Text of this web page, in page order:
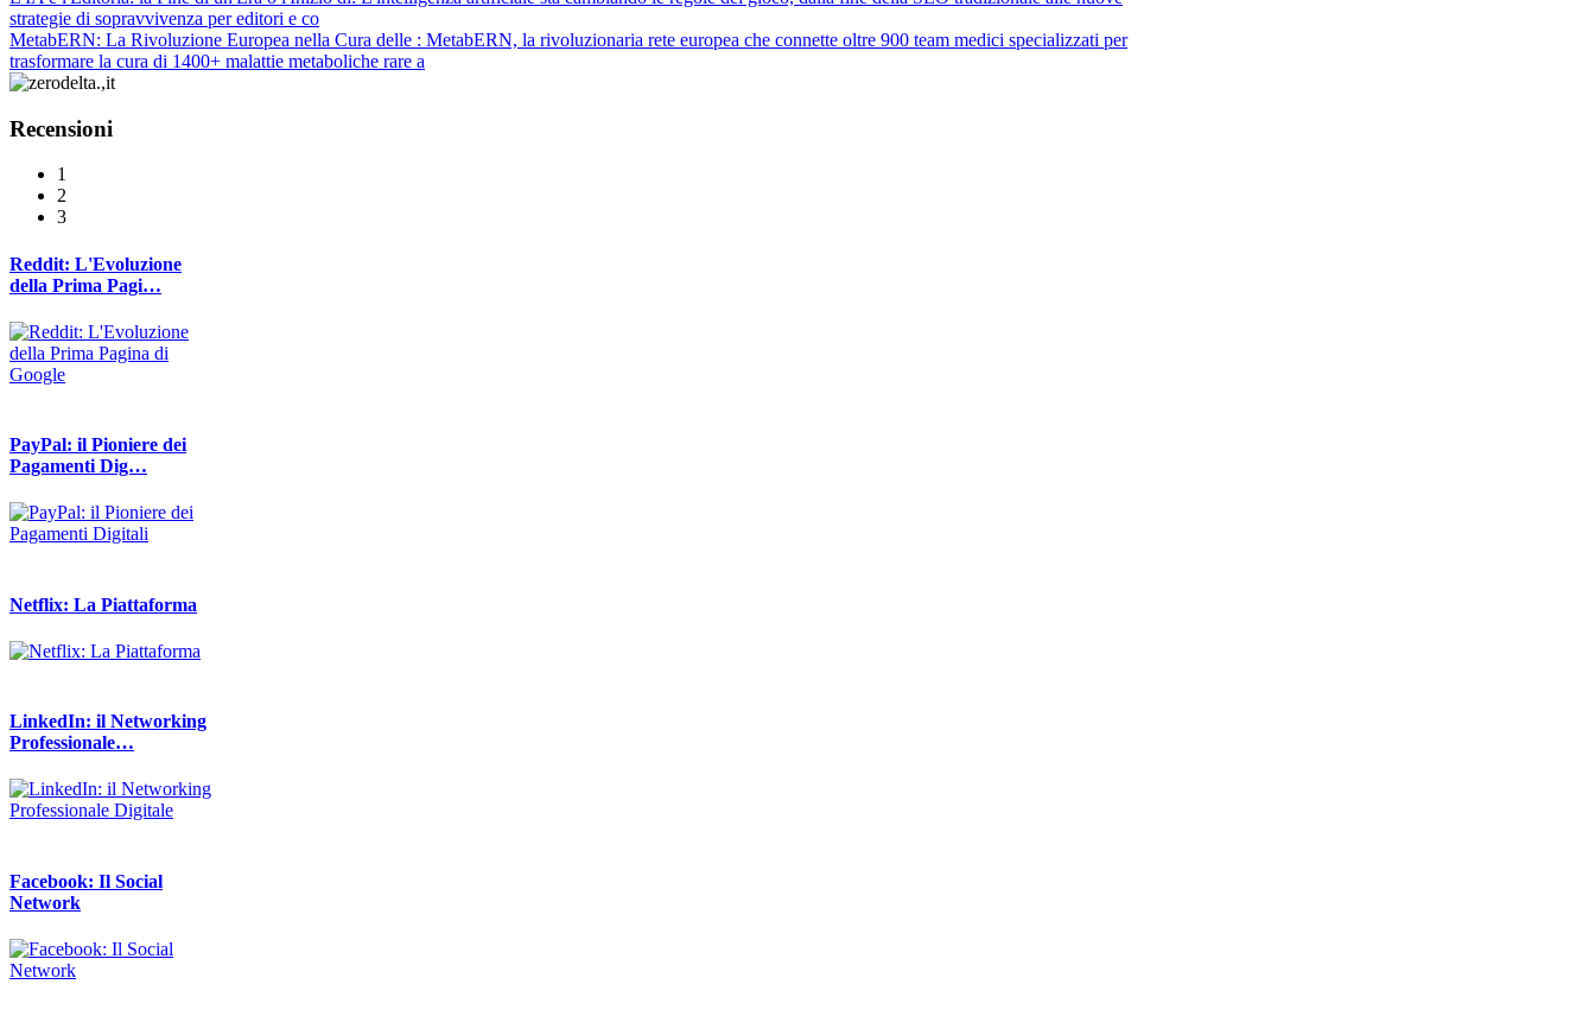
strategie di sopravvivenza per editori e co
MetabERN: La Rivoluzione Europea nella Cura delle : MetabERN, la rivoluzionaria rete europea che connette oltre 900 team medici specializzati per
trasformare la cura di 1400+ malattie metaboliche rare a
Recensioni
1
2
3
Reddit: L'Evoluzione
della Prima Pagi…
PayPal: il Pioniere dei
Pagamenti Dig…
Netflix: La Piattaforma
LinkedIn: il Networking
Professionale…
Facebook: Il Social
Network